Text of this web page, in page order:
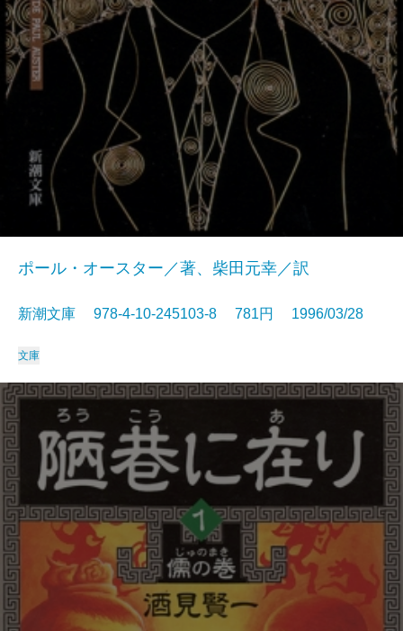
ポール・オースター／著、柴田元幸／訳
新潮文庫 978-4-10-245103-8 781円 1996/03/28
文庫